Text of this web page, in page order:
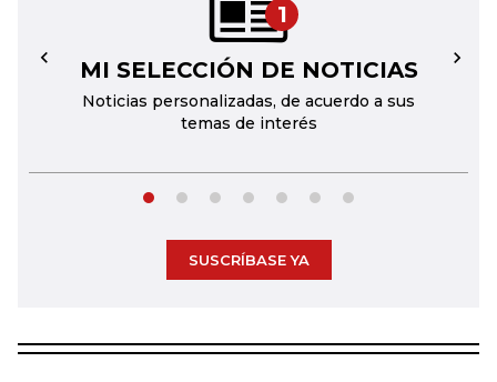
1
MI SELECCIÓN DE NOTICIAS
Noticias personalizadas, de acuerdo a sus
temas de interés
← →
SUSCRÍBASE YA